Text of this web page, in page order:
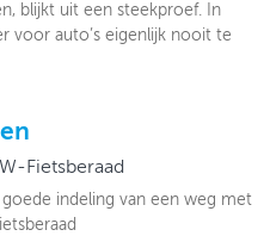
blijkt uit een steekproef. In
voor auto’s eigenlijk nooit te
Fietsberaad
indeling van een weg met